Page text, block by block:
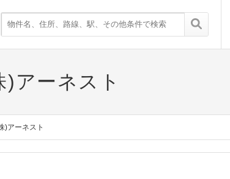
アーネスト
)アーネスト